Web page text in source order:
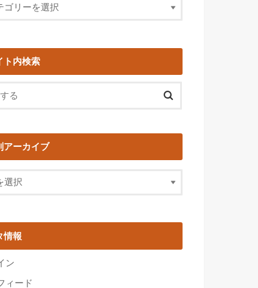
ト内検索
アーカイブ
情報
ン
ィード